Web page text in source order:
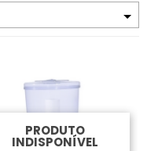
PRODUTO
INDISPONÍVEL